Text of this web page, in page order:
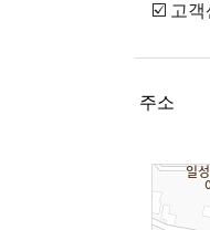
☑️ 고객
주소